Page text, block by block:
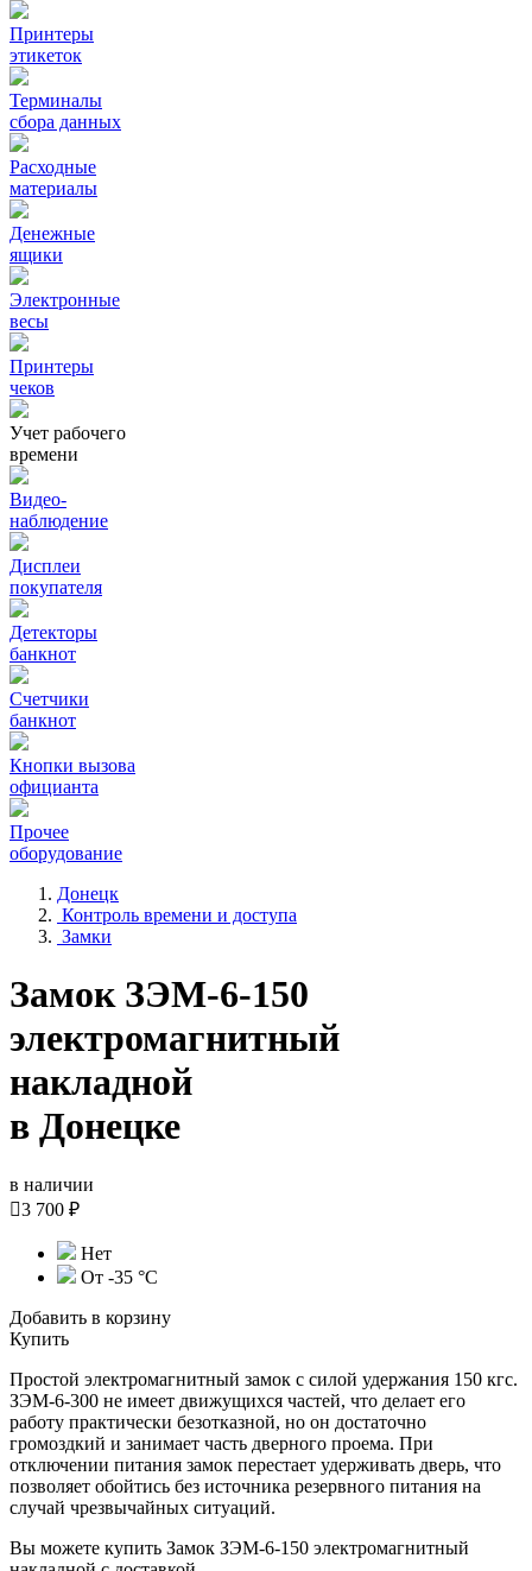
Принтеры
этикеток
Терминалы
сбора данных
Расходные
материалы
Денежные
ящики
Электронные
весы
Принтеры
чеков
Учет рабочего
времени
Видео‑
наблюдение
Дисплеи
покупателя
Детекторы
банкнот
Счетчики
банкнот
Кнопки вызова
официанта
Прочее
оборудование
Донецк
Контроль времени и доступа
Замки
Замок ЗЭМ-6-150
электромагнитный
накладной
в Донецке
в наличии
3 700 ₽
Нет
От -35 °С
Добавить в корзину
Купить
Простой электромагнитный замок с силой удержания 150 кгс.
ЗЭМ-6-300 не имеет движущихся частей, что делает его
работу практически безотказной, но он достаточно
громоздкий и занимает часть дверного проема. При
отключении питания замок перестает удерживать дверь, что
позволяет обойтись без источника резервного питания на
случай чрезвычайных ситуаций.
Вы можете купить Замок ЗЭМ-6-150 электромагнитный